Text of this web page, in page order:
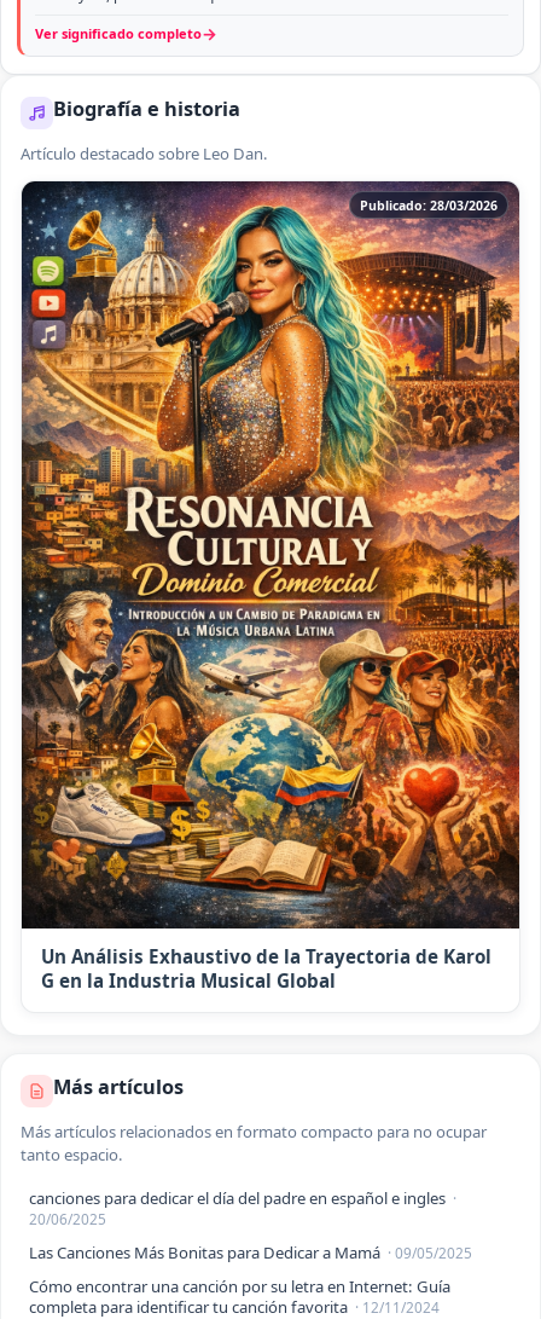
Ver significado completo→
Biografía e historia
Artículo destacado sobre Leo Dan.
Publicado: 28/03/2026
Un Análisis Exhaustivo de la Trayectoria de Karol
G en la Industria Musical Global
Más artículos
Más artículos relacionados en formato compacto para no ocupar
tanto espacio.
canciones para dedicar el día del padre en español e ingles ·
20/06/2025
Las Canciones Más Bonitas para Dedicar a Mamá · 09/05/2025
Cómo encontrar una canción por su letra en Internet: Guía
completa para identificar tu canción favorita · 12/11/2024